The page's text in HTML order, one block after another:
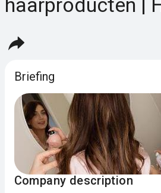
haarproducten |
Briefing
Company description